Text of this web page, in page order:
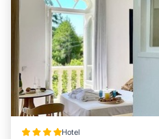
Hotel